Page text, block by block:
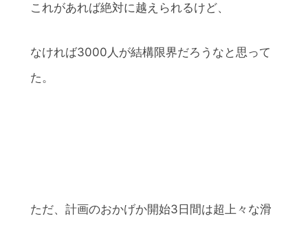
これがあれば絶対に越えられるけど、
なければ3000人が結構限界だろうなと思って
た。
ただ、計画のおかげか開始3日間は超上々な滑